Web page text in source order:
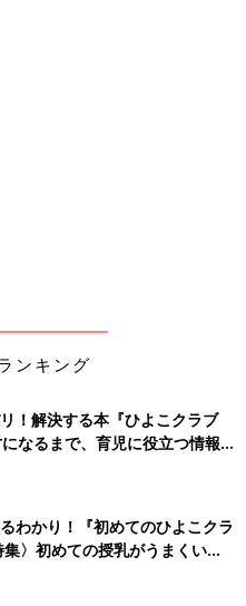
ンキング
！解決する本『ひよこクラブ
なるまで、育児に役立つ情報が
わかり！『初めてのひよこクラ
〉初めての授乳がうまくい
の基本と夏のトラブル 解決テ